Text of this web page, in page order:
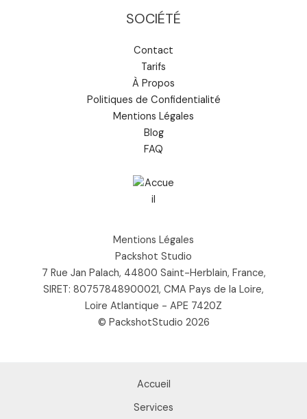
SOCIÉTÉ
Contact
Tarifs
À Propos
Politiques de Confidentialité
Mentions Légales
Blog
FAQ
Mentions Légales
Packshot Studio
7 Rue Jan Palach, 44800 Saint-Herblain, France,
SIRET: 80757848900021, CMA Pays de la Loire,
Loire Atlantique - APE 7420Z
© PackshotStudio 2026
Accueil
Services